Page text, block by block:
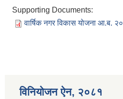
Supporting Documents:
वार्षिक नगर विकास योजना आ.ब.
विनियोजन ऐन‚ २०८१